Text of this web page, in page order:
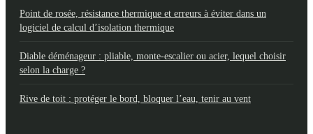
Point de rosée, résistance thermique et erreurs à éviter dans un
logiciel de calcul d’isolation thermique
Diable déménageur : pliable, monte-escalier ou acier, lequel choisir
selon la charge ?
Rive de toit : protéger le bord, bloquer l’eau, tenir au vent